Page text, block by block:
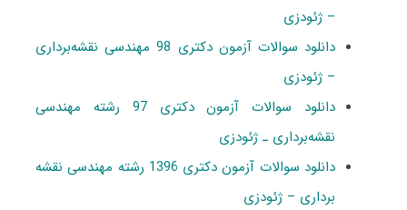
– ژئودزی
دانلود سوالات آزمون دکتری 98 مهندسی نقشه‌برداری
– ژئودزی
دانلود سوالات آزمون دکتری 97 رشته مهندسی
نقشه‌برداری ـ ژئودزی
دانلود سوالات آزمون دکتری 1396 رشته مهندسی نقشه
برداری – ژئودزی